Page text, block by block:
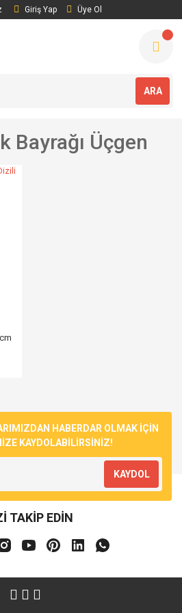
Giriş Yap Üye Ol
ARA
Bayrağı Üçgen
HABERDAR OLMAK İÇİN
KAYDOLABİLİRSİNİZ!
KAYDOL
TAKİP EDİN